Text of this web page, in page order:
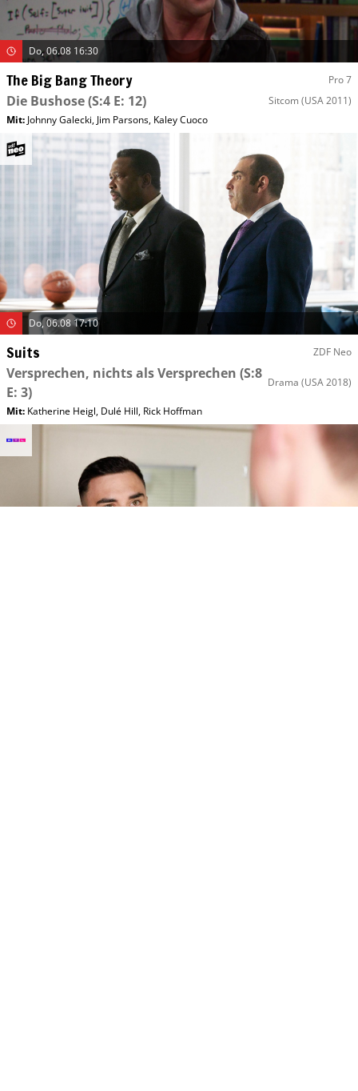
Do, 06.08 16:30
The Big Bang Theory Pro 7
Die Bushose(S:4 E: 12) Sitcom (USA 2011)
Mit: Johnny Galecki, Jim Parsons, Kaley Cuoco
Do, 06.08 17:10
Suits ZDF Neo
Versprechen, nichts als Versprechen (S:8
E: 3)
Drama (USA 2018)
Mit: Katherine Heigl, Dulé Hill, Rick Hoffman